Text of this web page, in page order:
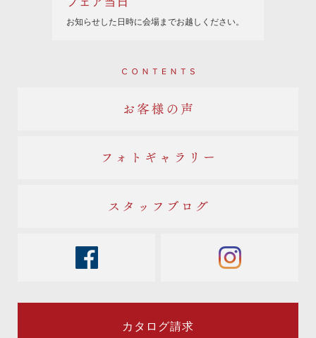
お知らせした日時に会場までお越しください。
Contents
お客様の声
フォトギャラリー
スタッフブログ
instagram
カタログ請求